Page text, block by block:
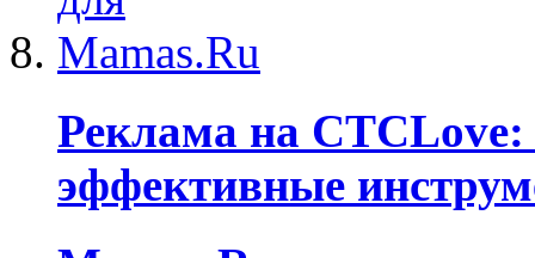
Реклама на СТСLove:
эффективные